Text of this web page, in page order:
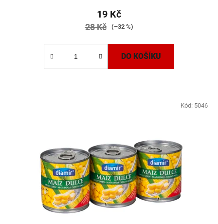
19 Kč
28 Kč (–32 %)
DO KOŠÍKU
Kód: 5046